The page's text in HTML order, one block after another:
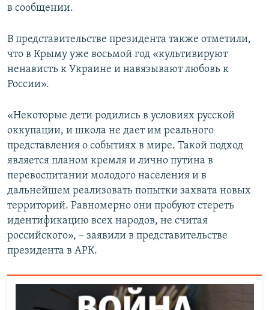
в сообщении.
В представительстве президента также отметили,
что в Крыму уже восьмой год «культивируют
ненависть к Украине и навязывают любовь к
России».
«Некоторые дети родились в условиях русской
оккупации, и школа не дает им реального
представления о событиях в мире. Такой подход
является планом кремля и лично путина в
перевоспитании молодого населения и в
дальнейшем реализовать попытки захвата новых
территорий. Равномерно они пробуют стереть
идентификацию всех народов, не считая
российского», – заявили в представительстве
президента в АРК.